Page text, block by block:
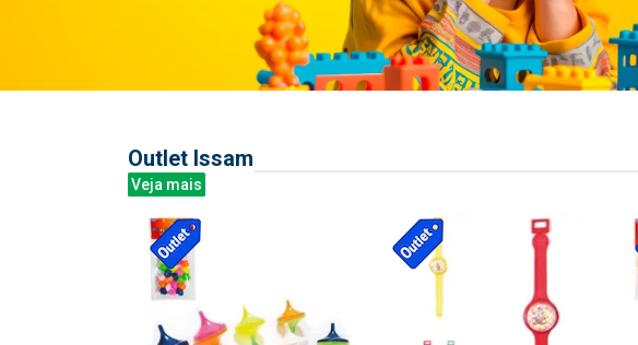
Outlet Issam
Veja mais